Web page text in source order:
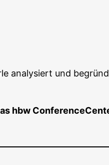
ana­ly­siert und
hbw